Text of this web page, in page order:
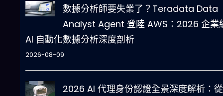
數據分析師要失業了？Teradata Data
Analyst Agent 登陸 AWS：2026 企業
AI 自動化數據分析深度剖析
2026-08-09
2026 AI 代理身份認證全景深度解析：從